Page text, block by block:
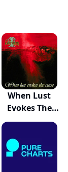
When Lust
Evokes The
Curse